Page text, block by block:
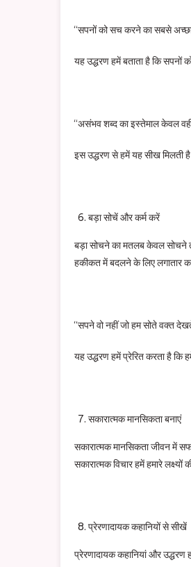
“सपनों को सच करने का सबसे अच्छा
यह उद्धरण हमें बताता है कि सपनों
“असंभव शब्द का इस्तेमाल केवल
इस उद्धरण से हमें यह सीख मिलती
बड़ा सोचें और कर्म करें
बड़ा सोचने का मतलब केवल सोचने
हकीकत में बदलने के लिए लगातार
“सपने वो नहीं जो हम सोते वक्त
यह उद्धरण हमें प्रेरित करता है कि
सकारात्मक मानसिकता बनाएं
सकारात्मक मानसिकता जीवन में
सकारात्मक विचार हमें हमारे
प्रेरणादायक कहानियों से सीखें
प्रेरणादायक कहानियां और उद्धरण